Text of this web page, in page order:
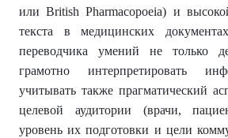
или British Pharmacopoeia) и
текста в медицинских
переводчика умений не только
грамотно интерпретировать
учитывать также прагматический
целевой аудитории (врачи,
уровень их подготовки и цели